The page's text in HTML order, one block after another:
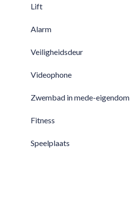
Lift
Alarm
Veiligheidsdeur
Videophone
Zwembad in mede-eigendom
Fitness
Speelplaats